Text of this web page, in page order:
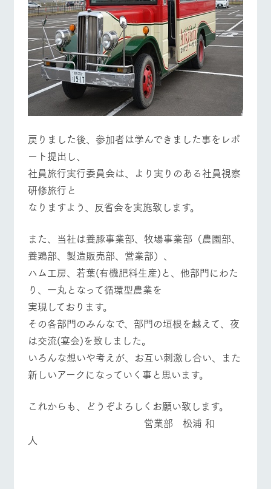
戻りました後、参加者は学んできました事をレポ
ート提出し、
社員旅行実行委員会は、より実りのある社員視察
研修旅行と
なりますよう、反省会を実施致します。
また、当社は養豚事業部、牧場事業部（農園部、
養鶏部、製造販売部、営業部）、
ハム工房、若葉(有機肥料生産)と、他部門にわた
り、一丸となって循環型農業を
実現しております。
その各部門のみんなで、部門の垣根を越えて、夜
は交流(宴会)を致しました。
いろんな想いや考えが、お互い刺激し合い、また
新しいアークになっていく事と思います。
これからも、どうぞよろしくお願い致します。
営業部 松浦 和
人